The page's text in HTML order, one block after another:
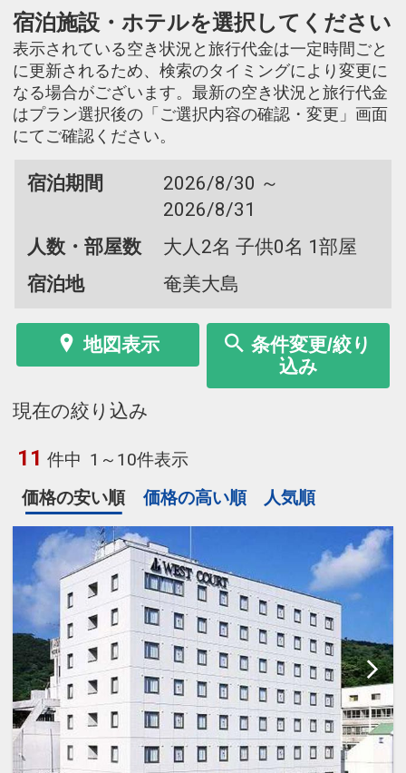
宿泊施設・ホテルを選択してください
表示されている空き状況と旅行代金は一定時間ごと
に更新されるため、検索のタイミングにより変更に
なる場合がございます。最新の空き状況と旅行代金
はプラン選択後の「ご選択内容の確認・変更」画面
にてご確認ください。
宿泊期間
2026/8/30 ～
2026/8/31
人数・部屋数
大人2名 子供0名 1部屋
宿泊地
奄美大島
地図表示
条件変更/絞り
込み
現在の絞り込み
11 件中 1～10件表示
価格の安い順
価格の高い順 人気順